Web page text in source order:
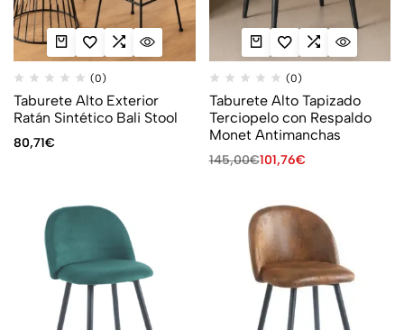
(0)
Taburete Alto Exterior
Ratán Sintético Bali Stool
80,71€
(0)
Taburete Alto Tapizado
Terciopelo con Respaldo
Monet Antimanchas
145,00€101,76€